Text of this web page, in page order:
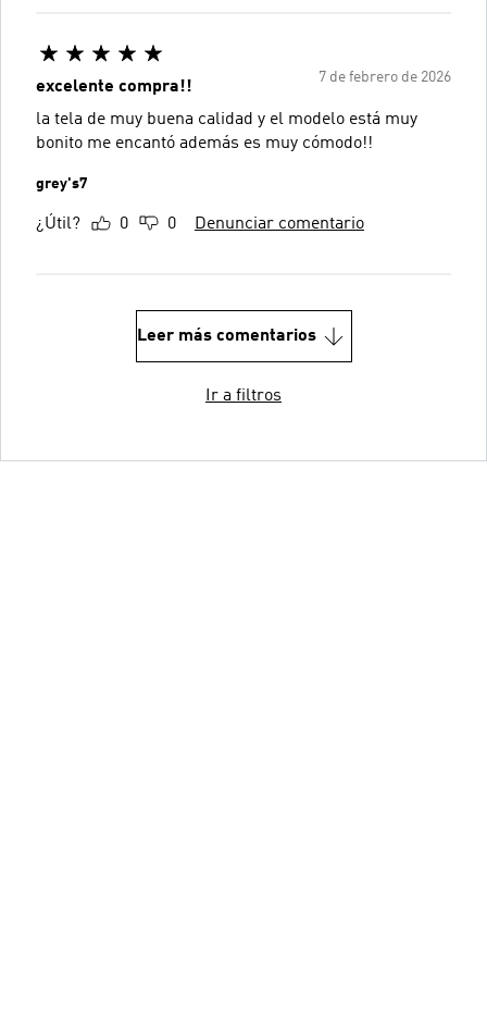
7 de febrero de 2026
excelente compra!!
la tela de muy buena calidad y el modelo está muy
bonito me encantó además es muy cómodo!!
grey's7
¿Útil? 0 0 Denunciar comentario
Leer más comentarios
Ir a filtros